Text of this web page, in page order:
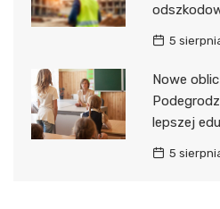
5
Nowe
lepszej
5